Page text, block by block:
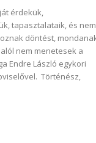
érdekük,
tapasztalataik, és nem
döntést,
nem menetesek a
Endre László egykori
Történész,